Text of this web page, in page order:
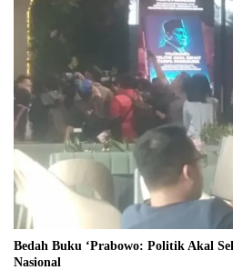
Bedah Buku ‘Prabowo: Politik Akal
Nasional